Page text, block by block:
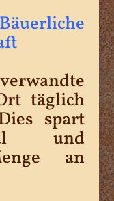
täglich
spart
und
an